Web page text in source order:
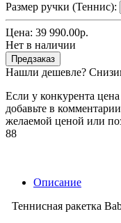
Размер ручки (Теннис):
Цена: 39 990.00р.
Нет в наличии
Предзаказ
Нашли дешевле?
Если у конкурента
добавьте в
желаемой ценой или
88
Описание
Теннисная ракетка